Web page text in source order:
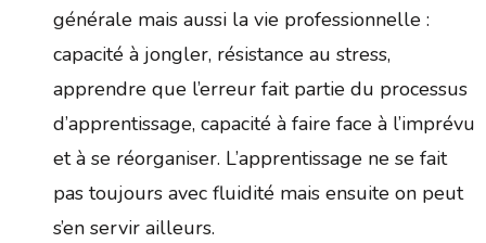
générale mais aussi la vie professionnelle :
capacité à jongler, résistance au stress,
apprendre que l’erreur fait partie du processus
d’apprentissage, capacité à faire face à l’imprévu
et à se réorganiser. L’apprentissage ne se fait
pas toujours avec fluidité mais ensuite on peut
s’en servir ailleurs.